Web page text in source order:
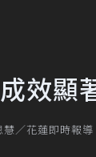
效
／花蓮即時報導